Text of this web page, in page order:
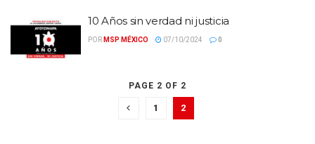
10 Años sin verdad ni justicia
POR MSP MÉXICO 07/10/2024 0
PAGE 2 OF 2
1 2